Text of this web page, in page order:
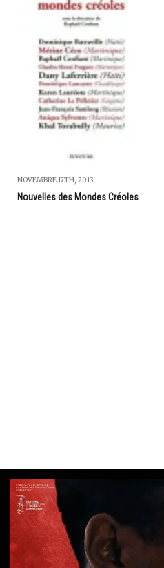
NOVEMBRE 17TH, 2013
Nouvelles des Mondes Créoles